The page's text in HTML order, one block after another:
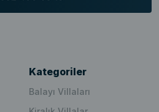
Kategoriler
Balayı Villaları